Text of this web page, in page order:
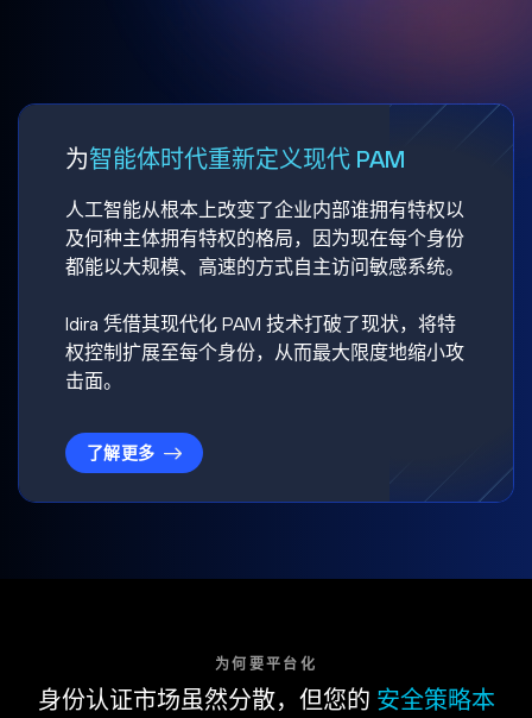
为智能体时代重新定义现代 PAM
人工智能从根本上改变了企业内部谁拥有特权以
及何种主体拥有特权的格局，因为现在每个身份
都能以大规模、高速的方式自主访问敏感系统。
Idira 凭借其现代化 PAM 技术打破了现状，将特
权控制扩展至每个身份，从而最大限度地缩小攻
击面。
了解更多
为何要平台化
身份认证市场虽然分散，但您的 安全策略本